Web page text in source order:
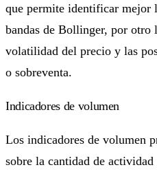
que permite identificar mejor
bandas de Bollinger, por otro
volatilidad del precio y las
o sobreventa.
Indicadores de volumen
Los indicadores de volumen
sobre la cantidad de